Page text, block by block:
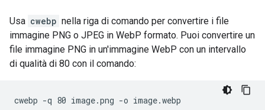
Usa cwebp nella riga di comando per convertire i file
immagine PNG o JPEG in WebP formato. Puoi convertire un
file immagine PNG in un'immagine WebP con un intervallo
di qualità di 80 con il comando: